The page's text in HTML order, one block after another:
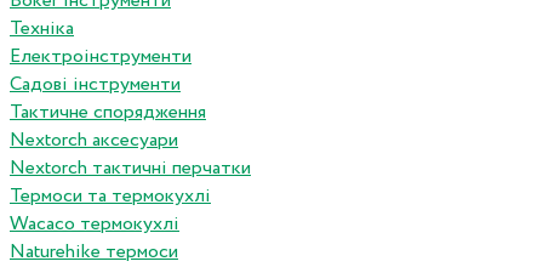
Техніка
Електроінструменти
Садові інструменти
Тактичне спорядження
Nextorch аксесуари
Nextorch тактичні перчатки
Термоси та термокухлі
Wacaco термокухлі
Naturehike термоси